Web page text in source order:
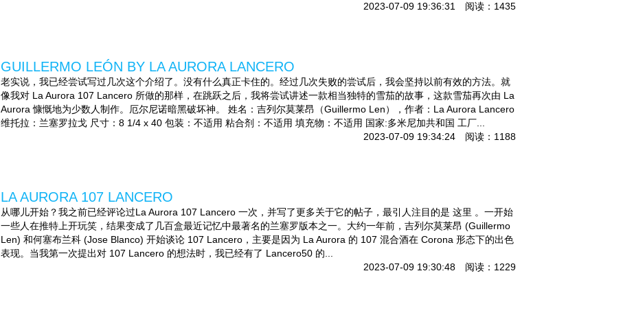
2023-07-09 19:36:31 阅读：1435
GUILLERMO LEÓN BY LA AURORA LANCERO
老实说，我已经尝试写过几次这个介绍了。没有什么真正卡住的。经过几次失败的尝试后，我会坚持以前有效的方法。就
像我对 La Aurora 107 Lancero 所做的那样，在跳跃之后，我将尝试讲述一款相当独特的雪茄的故事，这款雪茄再次由 La
Aurora 慷慨地为少数人制作。厄尔尼诺暗黑破坏神。 姓名：吉列尔莫莱昂（Guillermo Len），作者：La Aurora Lancero
维托拉：兰塞罗拉戈 尺寸：8 1/4 x 40 包装：不适用 粘合剂：不适用 填充物：不适用 国家:多米尼加共和国 工厂...
2023-07-09 19:34:24 阅读：1188
LA AURORA 107 LANCERO
从哪儿开始？我之前已经评论过La Aurora 107 Lancero 一次，并写了更多关于它的帖子，最引人注目的是 这里 。一开始
一些人在推特上开玩笑，结果变成了几百盒最近记忆中最著名的兰塞罗版本之一。大约一年前，吉列尔莫莱昂 (Guillermo
Len) 和何塞布兰科 (Jose Blanco) 开始谈论 107 Lancero，主要是因为 La Aurora 的 107 混合酒在 Corona 形态下的出色
表现。当我第一次提出对 107 Lancero 的想法时，我已经有了 Lancero50 的...
2023-07-09 19:30:48 阅读：1229